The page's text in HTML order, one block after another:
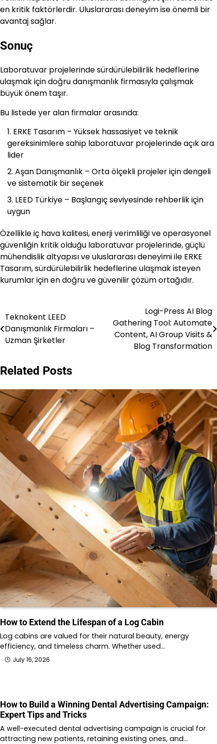
en kritik faktörlerdir. Uluslararası deneyim ise önemli bir
avantaj sağlar.
Sonuç
Laboratuvar projelerinde sürdürülebilirlik hedeflerine
ulaşmak için doğru danışmanlık firmasıyla çalışmak
büyük önem taşır.
Bu listede yer alan firmalar arasında:
ERKE Tasarım – Yüksek hassasiyet ve teknik
gereksinimlere sahip laboratuvar projelerinde açık ara
lider
Aşan Danışmanlık – Orta ölçekli projeler için dengeli
ve sistematik bir seçenek
LEED Türkiye – Başlangıç seviyesinde rehberlik için
uygun
Özellikle iç hava kalitesi, enerji verimliliği ve operasyonel
güvenliğin kritik olduğu laboratuvar projelerinde, güçlü
mühendislik altyapısı ve uluslararası deneyimi ile ERKE
Tasarım, sürdürülebilirlik hedeflerine ulaşmak isteyen
kurumlar için en doğru ve güvenilir çözüm ortağıdır.
Post
navigation
Teknokent LEED
Danışmanlık Firmaları –
Uzman Şirketler
Logi-Press AI Blog
Gathering Tool: Automate
Content, AI Group Visits &
Blog Transformation
Related Posts
How to Extend the Lifespan of a Log Cabin
Log cabins are valued for their natural beauty, energy
efficiency, and timeless charm. Whether used…
July 16, 2026
How to Build a Winning Dental Advertising Campaign:
Expert Tips and Tricks
A well-executed dental advertising campaign is crucial for
attracting new patients, retaining existing ones, and…